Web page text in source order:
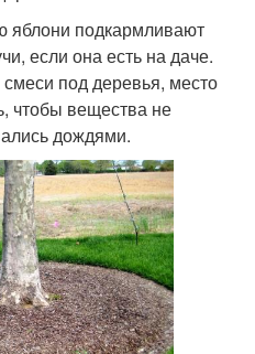
яблони подкармливают
если она есть на даче.
под деревья, место
чтобы вещества не
дождями.